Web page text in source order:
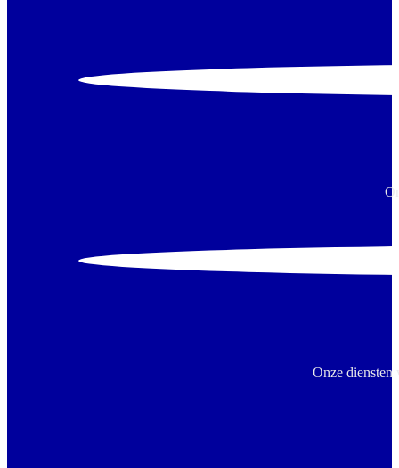
Onze diensten